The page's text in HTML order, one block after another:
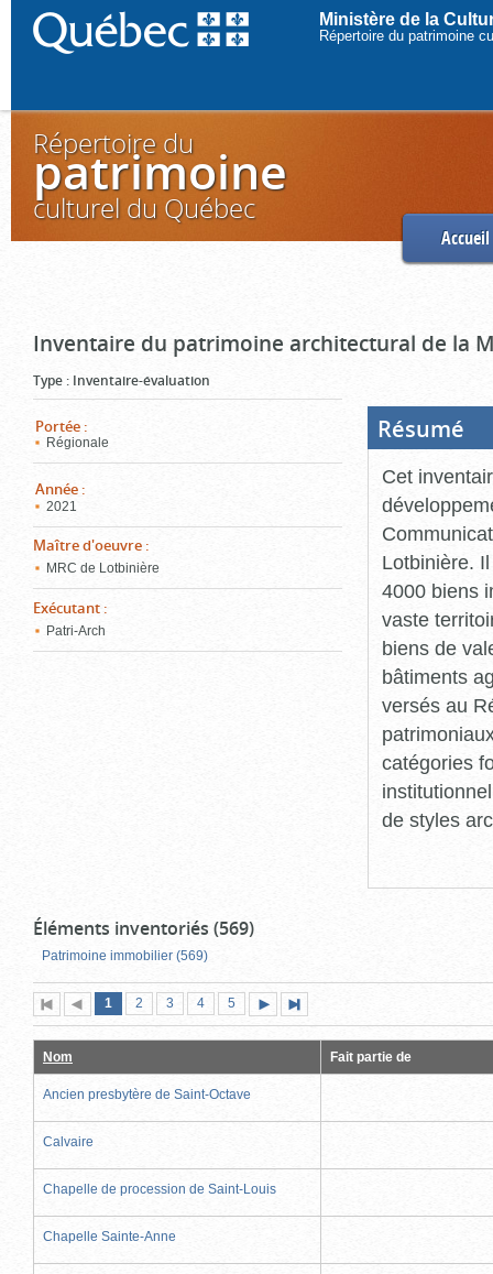
Ministère de la
Répertoire du patrimoine
Répertoire du
patrimoine
culturel du Québec
Accueil
Inventaire du patrimoine architectural de la
Type : Inventaire-évaluation
Portée :
Régionale
Année :
2021
Maître d'oeuvre :
MRC de Lotbinière
Exécutant :
Patri-Arch
Résumé
Cet
Lotbinière.
4000 biens
vaste
biens de
bâtiments
versés au
catégories
de styles
Éléments inventoriés (569)
Patrimoine immobilier (569)
Première
page
Page
précédente
Page
1 (page
actuelle)
Page
2 Page
3 Page
4 Page
5
suivante
page
Nom Fait partie de
Ancien presbytère de Saint-Octave
Calvaire
Chapelle de procession de Saint-Louis
Chapelle Sainte-Anne